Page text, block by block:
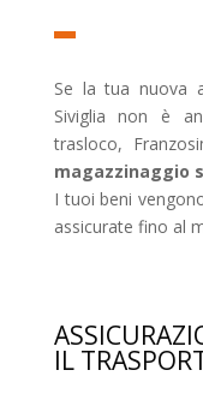
Se la tua nuova
Siviglia non è
trasloco,
magazzinaggio
I tuoi beni
assicurate fino al
IL